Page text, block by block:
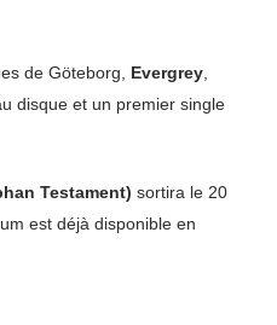
de Göteborg, Evergrey,
disque et un premier single
Testament) sortira le 20
est déjà disponible en